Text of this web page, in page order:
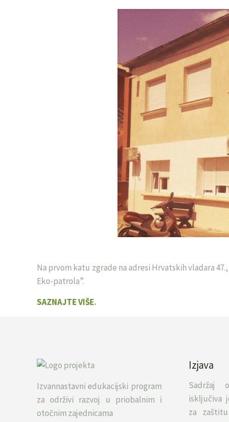
Na prvom katu zgrade na adresi Hrvatskih vladara
Eko-patrola”.
SAZNAJTE VIŠE.
Izvannastavni edukacijski program
za održivi razvoj u priobalnim i
otočnim zajednicama
Izjava
Sadržaj
isključiva
za